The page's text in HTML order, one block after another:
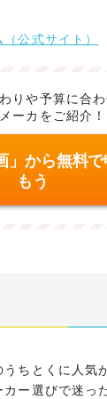
公式サイト）
りや予算に合
ーカをご紹介！
」から無料
もう
ちとくに人気
ー選びで迷っ